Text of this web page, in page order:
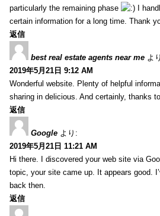
particularly the remaining phase
I
certain information for a long time. Thank
返信
best real estate agents near me よ
2019年5月21日 9:12 AM
Wonderful website. Plenty of helpful
sharing in delicious. And certainly, thanks
返信
Google より:
2019年5月21日 11:21 AM
Hi there. I discovered your web site via
topic, your site came up. It appears good.
back then.
返信